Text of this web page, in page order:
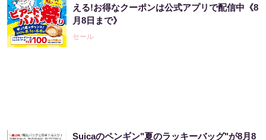
える!お得なクーポンは公式アプリで配信中《8
月8日まで》
セール
Suicaのペンギン"夏のラッキーバッグ"が8月8